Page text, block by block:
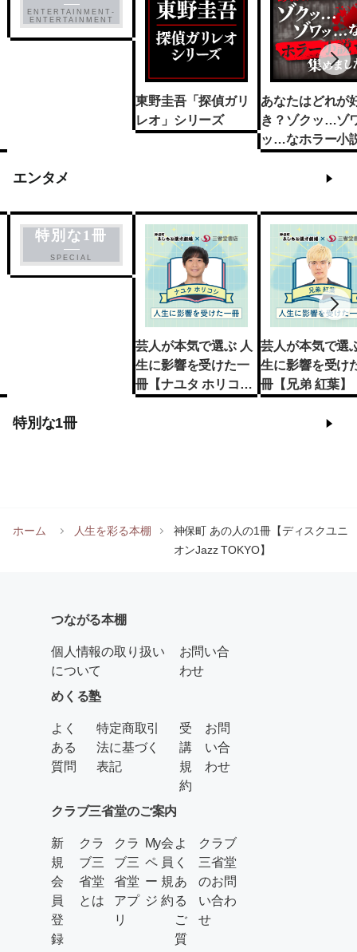
ENTERTAINMENT-
ENTERTAINMENT
東野圭吾「探偵ガリ
レオ」シリーズ
あなたはどれが
き？ゾクッ…ゾ
ッ…なホラー小
エンタメ
特別な1冊
SPECIAL
芸人が本気で選ぶ 人
生に影響を受けた一
冊【ナユタ ホリコ
芸人が本気で選
生に影響を受け
冊【兄弟 紅葉】
特別な1冊
ホーム 人生を彩る本棚
神保町 あの人の1冊【ディスクユニ
オンJazz TOKYO】
つながる本棚
個人情報の取り扱い
について
お問い合
わせ
めくる塾
よく
ある
質問
特定商取引
法に基づく
表記
受
講
規
約
お問
い合
わせ
クラブ三省堂のご案内
新
規
会
員
登
録
クラ
ブ三
省堂
とは
クラ
ブ三
省堂
アプ
リ
My
ペ
ー
ジ
会
員
規
約
よ
く
あ
る
ご
質
クラブ
三省堂
のお問
い合わ
せ